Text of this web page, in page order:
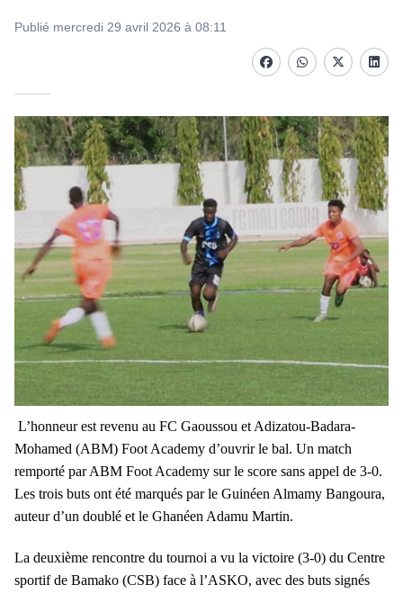
Publié mercredi 29 avril 2026 à 08:11
FacebookwhatsappTwitter
L’honneur est revenu au FC Gaoussou et Adizatou-Badara-
Mohamed (ABM) Foot Academy d’ouvrir le bal. Un match
remporté par ABM Foot Academy sur le score sans appel de 3-0.
Les trois buts ont été marqués par le Guinéen Almamy Bangoura,
auteur d’un doublé et le Ghanéen Adamu Martin.
La deuxième rencontre du tournoi a vu la victoire (3-0) du Centre
sportif de Bamako (CSB) face à l’ASKO, avec des buts signés